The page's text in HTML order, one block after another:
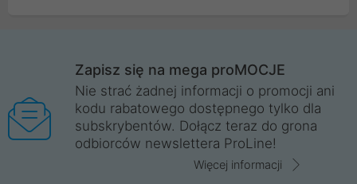
Wrocław, Poznań, Legnica, Katowice, Gliwice, Kalisz, Bytom,
Trzebnica, Opole. Szybka i profesjonalna obsługa!
ProLine to polska firma ze 100% polskim kapitałem. Działamy
legalnie i płacimy podatki w naszym kraju! Posiadamy siedzibę
główną w Mirkowie oraz salony na terenie kraju. Cała
komunikacja ze sklepem komputerowym ProLine jest
Zapisz się na mega proMOCJE
Nie strać żadnej informacji o promocji ani
kodu rabatowego dostępnego tylko dla
subskrybentów. Dołącz teraz do grona
odbiorców newslettera ProLine!
Więcej informacji